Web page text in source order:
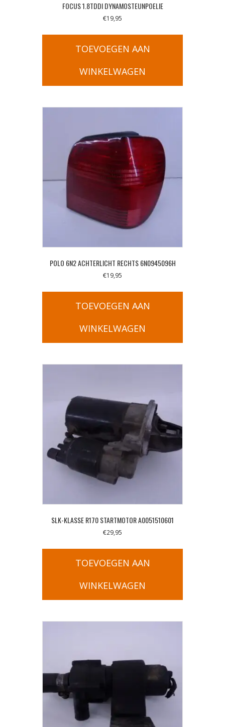
FOCUS 1.8TDDI DYNAMOSTEUNPOELIE
€19,95
TOEVOEGEN AAN
WINKELWAGEN
POLO 6N2 ACHTERLICHT RECHTS 6N0945096H
€19,95
TOEVOEGEN AAN
WINKELWAGEN
SLK-KLASSE R170 STARTMOTOR A0051510601
€29,95
TOEVOEGEN AAN
WINKELWAGEN